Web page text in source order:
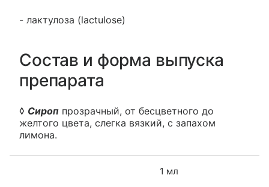
- лактулоза (lactulose)
Состав и форма выпуска
препарата
◊ Сироп прозрачный, от бесцветного до
желтого цвета, слегка вязкий, с запахом
лимона.
1 мл